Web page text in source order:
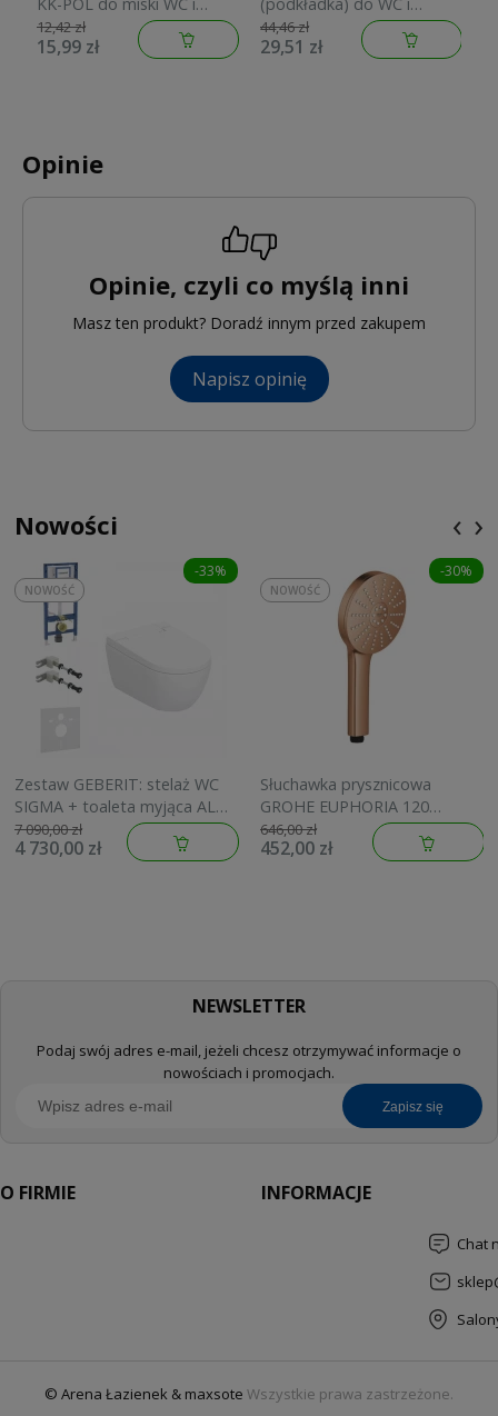
KK-POL do miski WC i
bidetu 350/A/108-00-00
12,42 zł
15,99 zł
(podkładka) do WC i
bidetu 575168
44,46 zł
29,51 zł
Opinie
Opinie, czyli co myślą inni
Masz ten produkt? Doradź innym przed zakupem
Napisz opinię
Nowości
-33%
Zestaw GEBERIT: stelaż WC
SIGMA + toaleta myjąca ALBA
+ wsporniki 260127290
7 090,00 zł
4 730,00 zł
NOWOŚĆ
-30%
Słuchawka prysznicowa
GROHE EUPHORIA 120
brushed warm sunset
134883DL00
646,00 zł
452,00 zł
NOWOŚĆ
‹ ›
NEWSLETTER
Podaj swój adres e-mail, jeżeli chcesz otrzymywać informacje o
nowościach i promocjach.
zapisz się
O FIRMIE INFORMACJE
Chat
© Arena Łazienek & maxsote Wszystkie prawa zastrzeżone.